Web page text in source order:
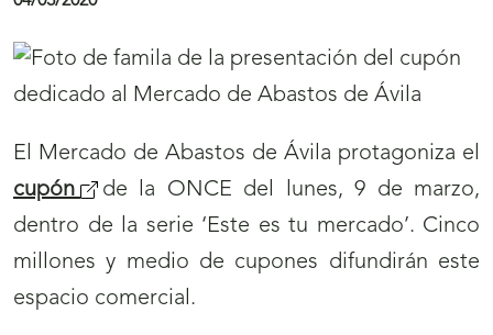
El Mercado de Abastos de Ávila protagoniza el
cupón
de la ONCE del lunes, 9 de marzo,
dentro de la serie ‘Este es tu mercado’. Cinco
millones y medio de cupones difundirán este
espacio comercial.